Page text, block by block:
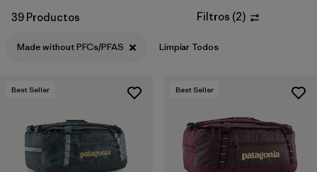
Filtrar por
Volume
39 Productos Filtros (2)
Made without PFCs/PFAS Limpiar Todos
Best Seller Best Seller